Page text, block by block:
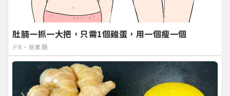
肚腩一抓一大把，只需1個雞蛋，用一個瘦一個
PR・新素簡